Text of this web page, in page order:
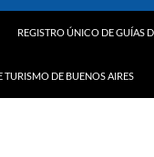
REGISTRO ÚNICO DE GUÍAS
TURISMO DE BUENOS AIRES